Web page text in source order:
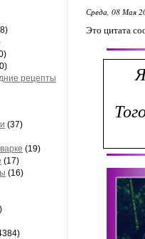
рецепты
(37)
(19)
(17)
(16)
Среда, 08 Мая
Это цитата